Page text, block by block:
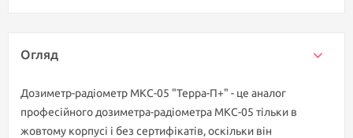
Огляд
Дозиметр-радіометр МКС-05 "Терра-П+" - це аналог
професійного дозиметра-радіометра МКС-05 тільки в
жовтому корпусі і без сертифікатів, оскільки він